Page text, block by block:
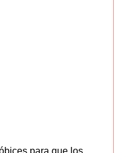
para que los